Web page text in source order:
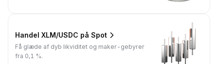
Handel XLM/USDC på Spot
Få glæde af dyb likviditet og maker-gebyrer
fra 0,1 %.